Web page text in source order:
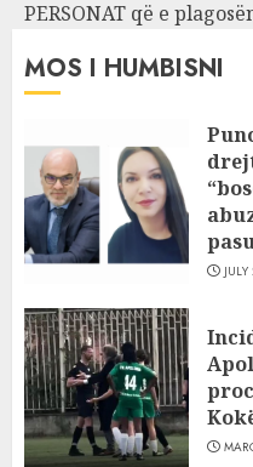
PERSONAT që e
MOS I HUMBISNI